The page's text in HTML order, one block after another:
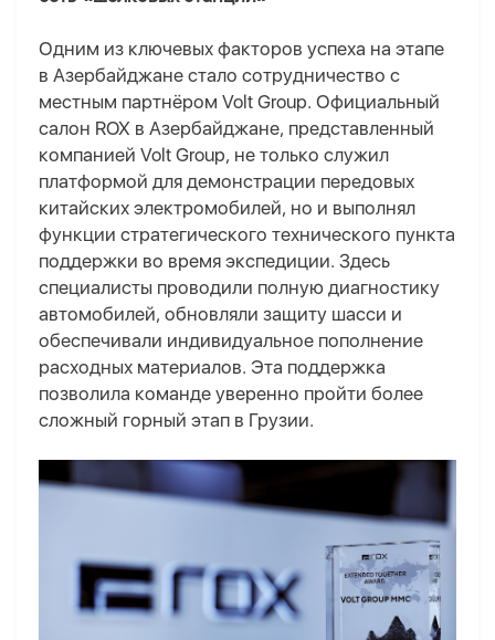
Одним из ключевых факторов успеха на этапе
в Азербайджане стало сотрудничество с
местным партнёром Volt Group. Официальный
салон ROX в Азербайджане, представленный
компанией Volt Group, не только служил
платформой для демонстрации передовых
китайских электромобилей, но и выполнял
функции стратегического технического пункта
поддержки во время экспедиции. Здесь
специалисты проводили полную диагностику
автомобилей, обновляли защиту шасси и
обеспечивали индивидуальное пополнение
расходных материалов. Эта поддержка
позволила команде уверенно пройти более
сложный горный этап в Грузии.